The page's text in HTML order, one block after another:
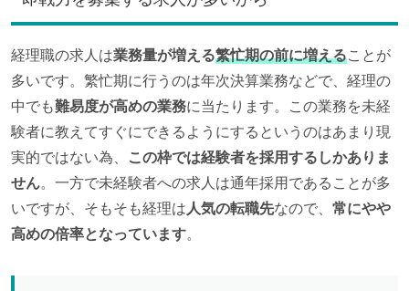
経理職の求人は業務量が増える繁忙期の前に増えることが
多いです。繁忙期に行うのは年次決算業務などで、経理の
中でも難易度が高めの業務に当たります。この業務を未経
験者に教えてすぐにできるようにするというのはあまり現
実的ではない為、 この枠では経験者を採用するしかありま
せん。一方で未経験者への求人は通年採用であることが多
いですが、そもそも経理は人気の転職先なので、 常にやや
高めの倍率となっています。